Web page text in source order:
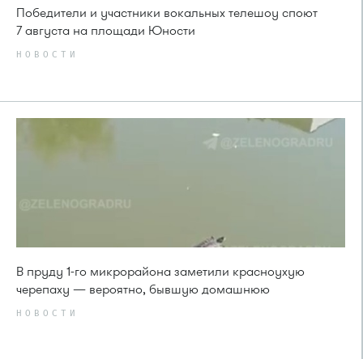
Победители и участники вокальных телешоу споют
7 августа на площади Юности
НОВОСТИ
В пруду 1-го микрорайона заметили красноухую
черепаху — вероятно, бывшую домашнюю
НОВОСТИ